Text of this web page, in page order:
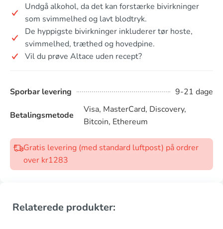
Undgå alkohol, da det kan forstærke bivirkninger
som svimmelhed og lavt blodtryk.
De hyppigste bivirkninger inkluderer tør hoste,
svimmelhed, træthed og hovedpine.
Vil du prøve Altace uden recept?
Sporbar levering 9-21 dage
Betalingsmetode
Visa, MasterCard, Discovery,
Bitcoin, Ethereum
Gratis levering (med standard luftpost) på ordrer
over kr1283
Relaterede produkter: